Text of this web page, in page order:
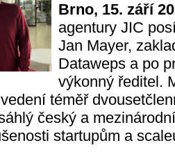
Brno, 15. září
agentury JIC
Jan Mayer,
Dataweps a po
výkonný ředitel.
téměř
český a
startupům a